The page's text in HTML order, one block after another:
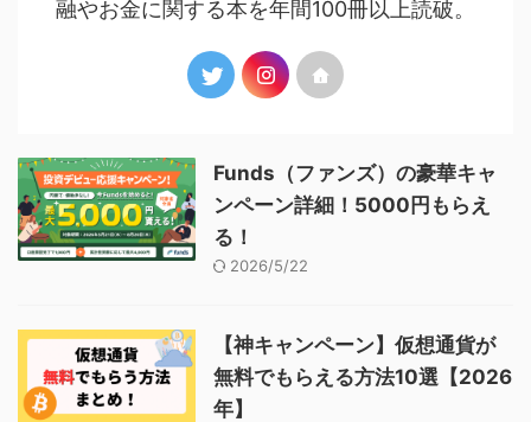
融やお金に関する本を年間100冊以上読破。
Funds（ファンズ）の豪華キャ
ンペーン詳細！5000円もらえ
る！
2026/5/22
【神キャンペーン】仮想通貨が
無料でもらえる方法10選【2026
年】